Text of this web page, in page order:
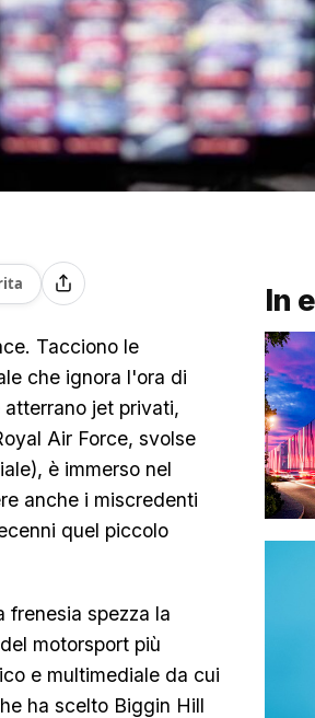
Tacciono le
che ignora l'ora di
jet privati,
Air Force, svolse
è immerso nel
anche i miscredenti
quel piccolo
frenesia spezza la
del motorsport più
e multimediale da cui
ha scelto Biggin Hill
In